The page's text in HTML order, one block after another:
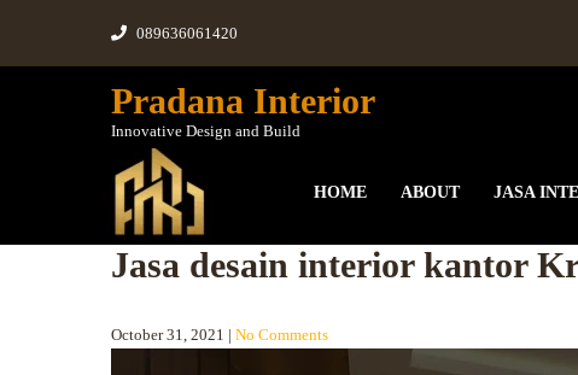
089636061420
Pradana Interior
Innovative Design and Build
HOME ABOUT JASA
Jasa desain interior kantor
October 31, 2021 | No Comments